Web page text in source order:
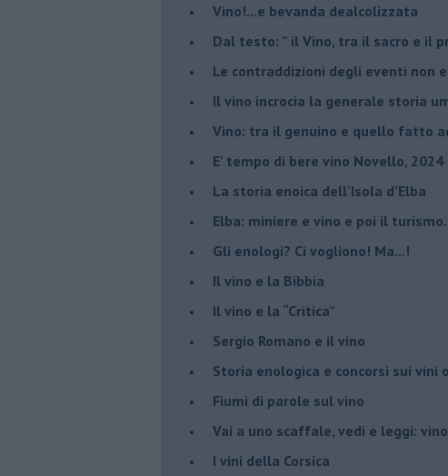
​Vino!...e bevanda dealcolizzata
​Dal testo: ” il Vino, tra il sacro e il
Le contraddizioni degli eventi non
​Il vino incrocia la generale storia
Vino: tra il genuino e quello fatto
E’ tempo di bere vino Novello, 2024
La storia enoica dell’Isola d’Elba
Elba: miniere e vino e poi il
​Gli enologi? Ci vogliono! Ma...!
​Il vino e la Bibbia
​Il vino e la “Critica”
Sergio Romano e il vino
​Storia enologica e concorsi sui vini
Fiumi di parole sul vino
​Vai a uno scaffale, vedi e leggi:
​I vini della Corsica